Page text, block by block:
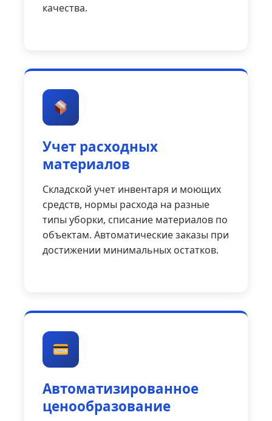
качества.
Учет расходных
материалов
Складской учет инвентаря и моющих
средств, нормы расхода на разные
типы уборки, списание материалов по
объектам. Автоматические заказы при
достижении минимальных остатков.
Автоматизированное
ценообразование